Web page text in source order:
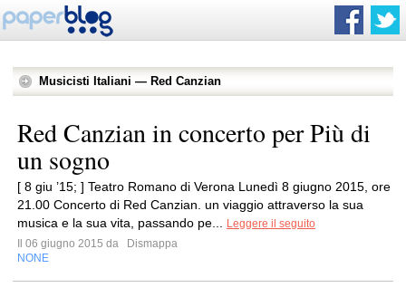
Musicisti Italiani — Red Canzian
Red Canzian in concerto per Più di
un sogno
[ 8 giu ’15; ] Teatro Romano di Verona Lunedì 8 giugno 2015, ore
21.00 Concerto di Red Canzian. un viaggio attraverso la sua
musica e la sua vita, passando pe...
Leggere il seguito
Il 06 giugno 2015 da
Dismappa
NONE